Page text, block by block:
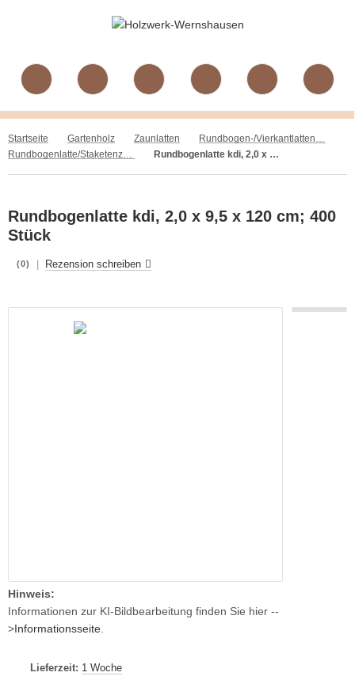
Startseite Gartenholz Zaunlatten
Rundbogen-/Vierkantlatten, Fichte/Kiefer, gehobelt, kdi
Rundbogenlatte/Staketenzaunlatte, Fichte/Kiefer, gehobelt, kdi
Rundbogenlatte kdi, 2,0 x 9,5 x 120 cm; 400 Stück
Rundbogenlatte kdi, 2,0 x 9,5 x 120 cm; 400
Stück
(0) Rezension schreiben
Hinweis:
Informationen zur KI-Bildbearbeitung finden Sie hier --
>Informationsseite
Lieferzeit: 1 Woche